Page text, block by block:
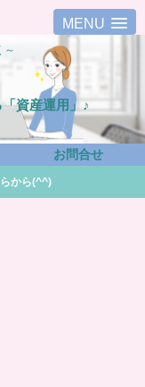
MENU
～
資産運用」♪
お問合せ
から(^^)